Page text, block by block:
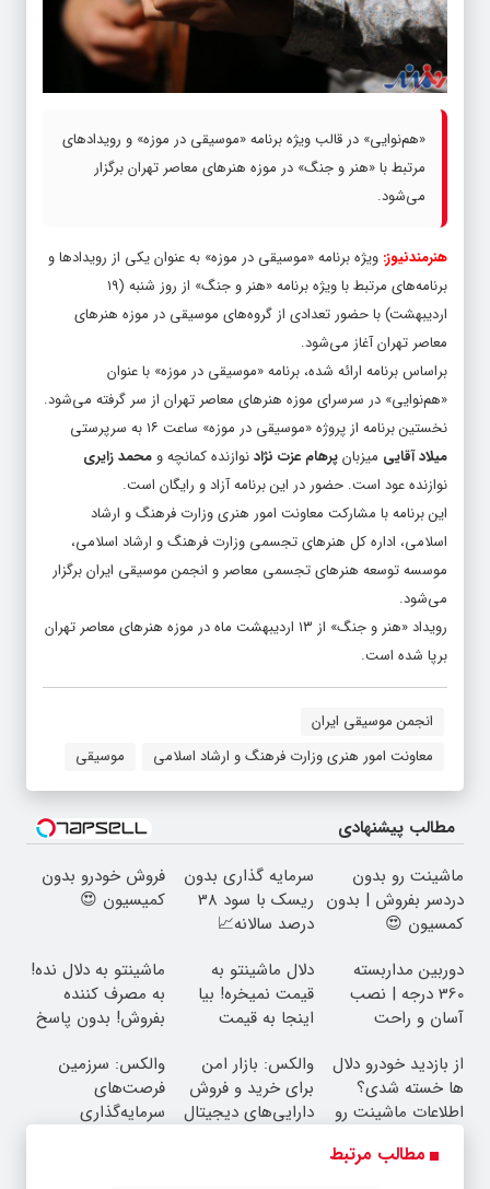
«هم‌نوایی» در قالب ویژه برنامه «موسیقی در موزه» و رویدادهای
مرتبط با «هنر و جنگ» در موزه هنرهای معاصر تهران برگزار
می‌شود.
هنرمندنیوز: ویژه برنامه «موسیقی در موزه» به عنوان یکی از رویدادها و
برنامه‌های مرتبط با ویژه برنامه «هنر و جنگ» از روز شنبه (۱۹
اردیبهشت) با حضور تعدادی از گروه‌های موسیقی در موزه هنرهای
معاصر تهران آغاز می‌شود.
براساس برنامه ارائه شده، برنامه «موسیقی در موزه» با عنوان
«هم‌نوایی» در سرسرای موزه هنرهای معاصر تهران از سر گرفته می‌شود.
نخستین برنامه از پروژه «موسیقی در موزه» ساعت ۱۶ به سرپرستی
میلاد آقایی میزبانپرهام عزت نژادنوازنده کمانچه ومحمد زایری
نوازنده عود است. حضور در این برنامه آزاد و رایگان است.
این برنامه با مشارکت معاونت امور هنری وزارت فرهنگ و ارشاد
اسلامی، اداره کل هنرهای تجسمی وزارت فرهنگ و ارشاد اسلامی،
موسسه توسعه هنرهای تجسمی معاصر و انجمن موسیقی ایران برگزار
می‌شود.
رویداد «هنر و جنگ» از ۱۳ اردیبهشت ماه در موزه هنرهای معاصر تهران
برپا شده است.
انجمن موسیقی ایران
معاونت امور هنری وزارت فرهنگ و ارشاد اسلامی
موسیقی
مطالب پیشنهادی
ماشینت رو بدون
دردسر بفروش | بدون
کمسیون 😍
سرمایه گذاری بدون
ریسک با سود 38
درصد سالانه📈
فروش خودرو بدون
کمیسیون 😍
دوربین مداربسته
360 درجه | نصب
آسان و راحت
دلال ماشینتو به
قیمت نمیخره! بیا
اینجا به قیمت
واقعی*
ماشینتو به دلال نده!
به مصرف کننده
بفروش! بدون پاسخ
از بازدید خودرو دلال
ها خسته شدی؟
اطلاعات ماشینت رو
والکس: بازار امن
برای خرید و فروش
دارایی‌های دیجیتال
والکس: سرزمین
فرصت‌های
سرمایه‌گذاری
مطالب مرتبط